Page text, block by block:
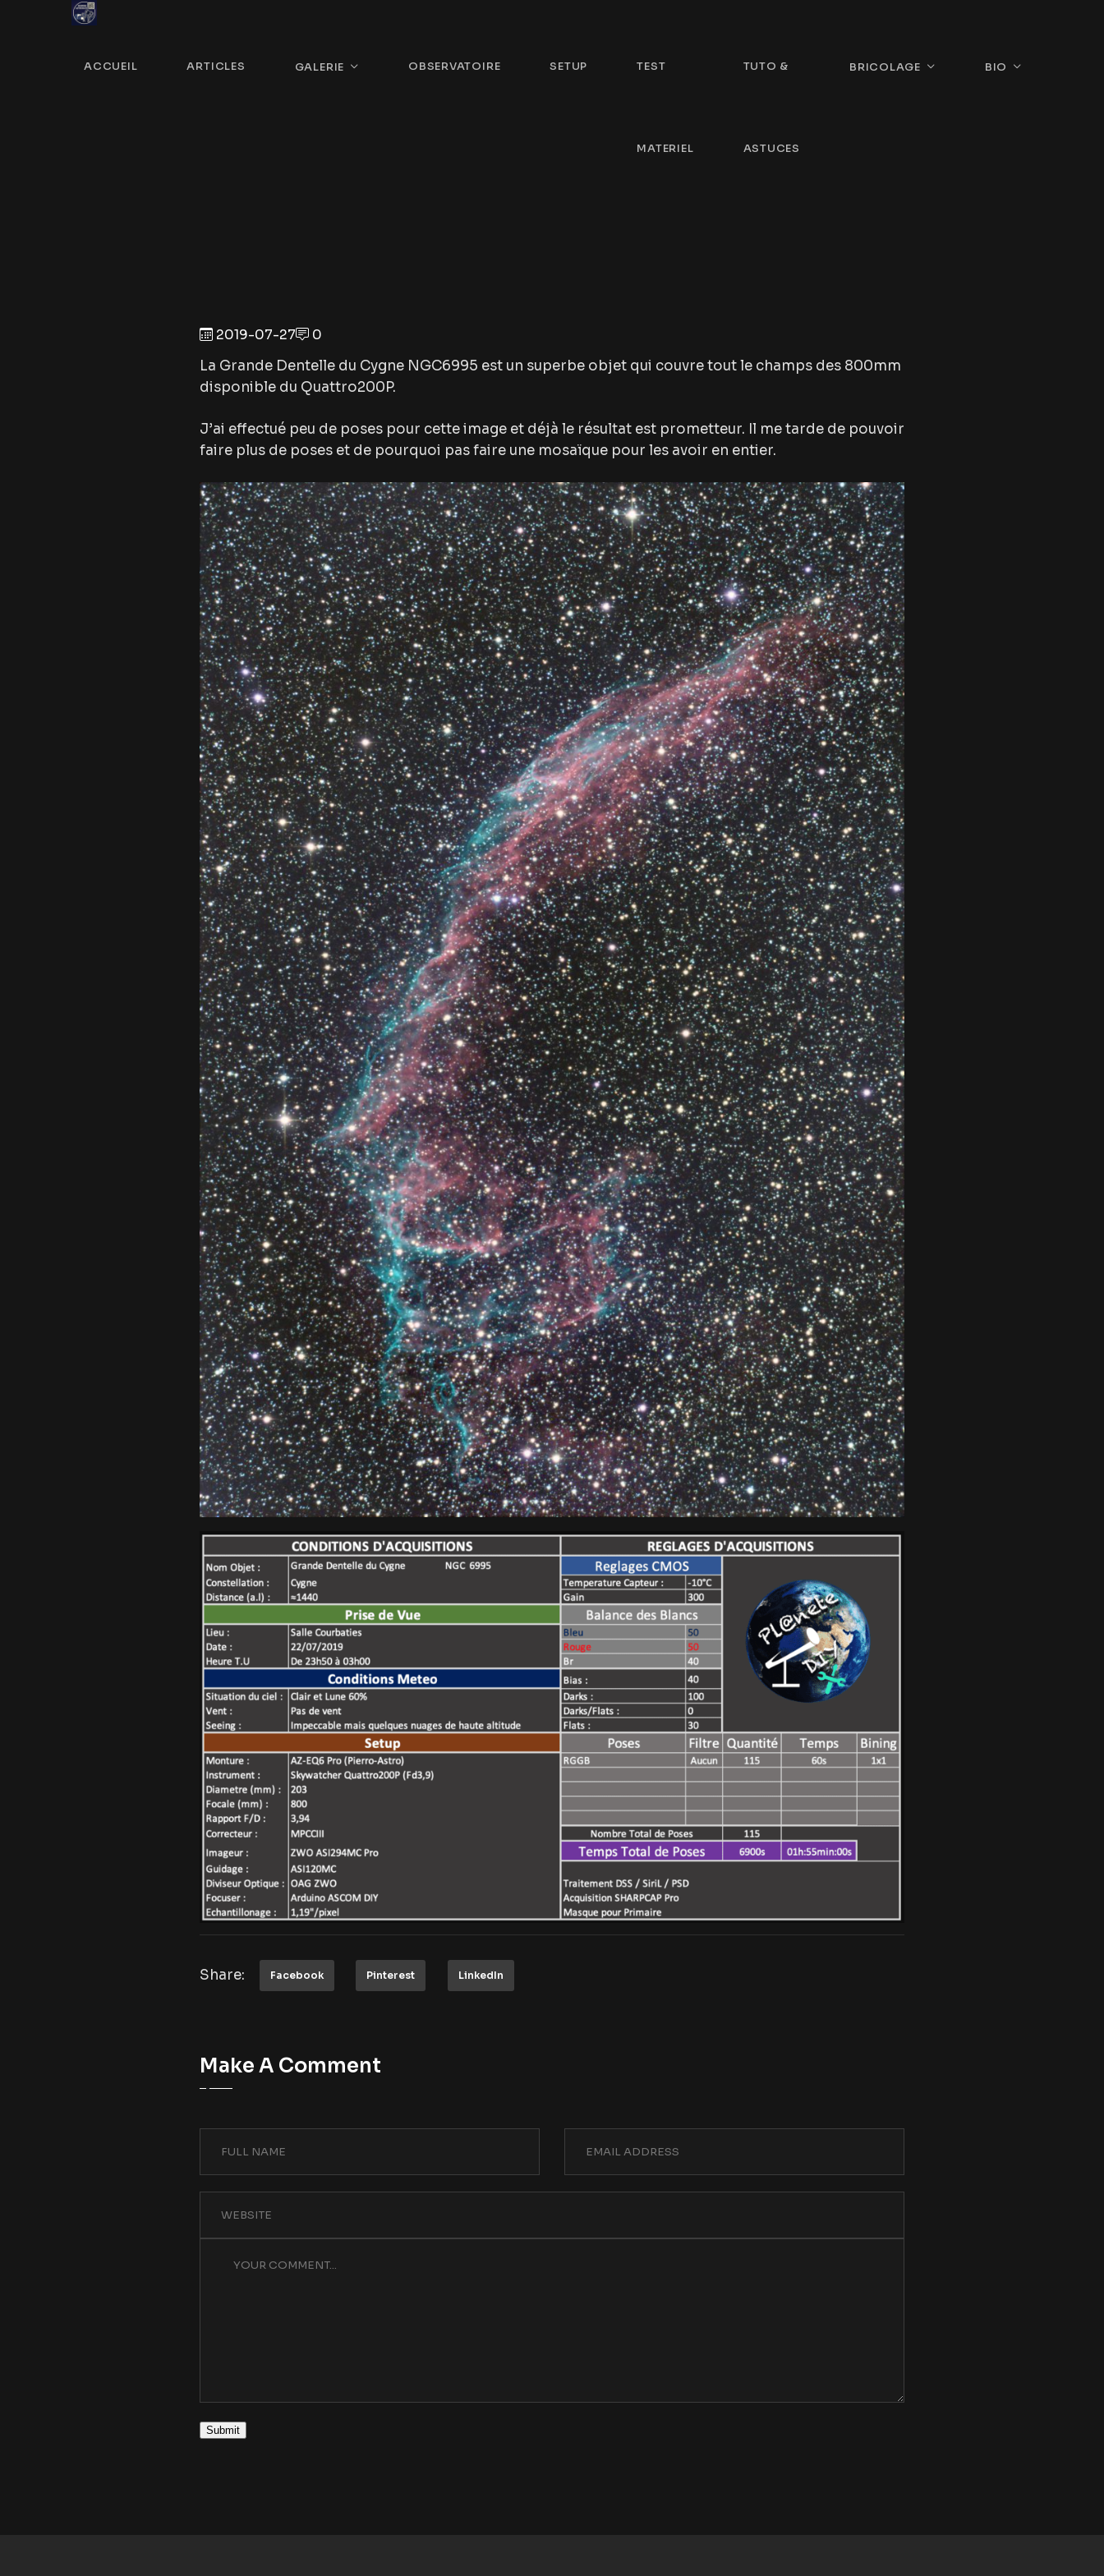
ACCUEIL ARTICLES GALERIE OBSERVATOIRE SETUP TEST
MATERIEL
TUTO &
ASTUCES
BRICOLAGE BIO
2019-07-27
0
La Grande Dentelle du Cygne NGC6995 est un superbe objet qui couvre tout le champs des 800mm
disponible du Quattro200P.
J’ai effectué peu de poses pour cette image et déjà le résultat est prometteur. Il me tarde de pouvoir
faire plus de poses et de pourquoi pas faire une mosaïque pour les avoir en entier.
Share: Facebook Pinterest LinkedIn
Make A Comment
Submit